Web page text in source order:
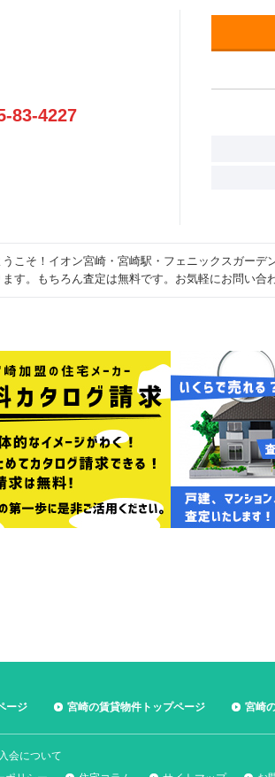
83-4227
こそ！イオン宮崎・宮崎駅・フェニックスガーデ
す。もちろん査定は無料です。お気軽にお問い合
ージ 宮崎の賃貸物件トップページ 宮崎
会について